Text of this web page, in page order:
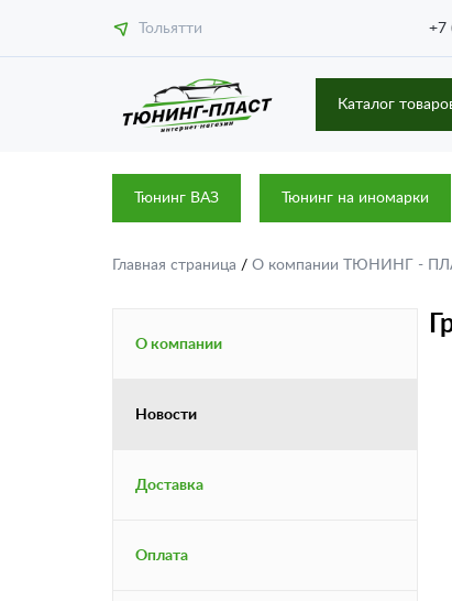
Тольятти +7
Каталог
Тюнинг ВАЗ Тюнинг на иномарки
Главная страница / О компании ТЮНИНГ -
О компании
Новости
Доставка
Оплата